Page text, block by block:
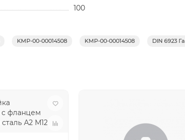
100
KMP-00-00014508 KMP-00-00014508 DIN 6923